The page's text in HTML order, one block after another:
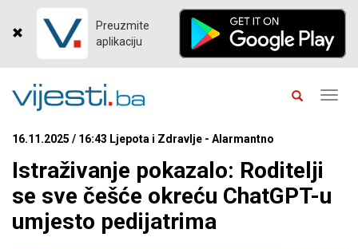
Preuzmite
aplikaciju
16.11.2025 / 16:43 Ljepota i Zdravlje - Alarmantno
Istraživanje pokazalo: Roditelji
se sve češće okreću ChatGPT-u
umjesto pedijatrima